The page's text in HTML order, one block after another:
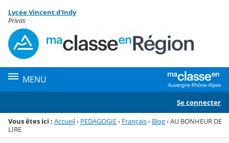
Menu de la rubrique
Contenu
Lycée Vincent d'Indy
Privas
MENU
Se connecter
Vous êtes ici : Accueil› PEDAGOGIE› Français› Blog›AU BONHEUR DE
LIRE